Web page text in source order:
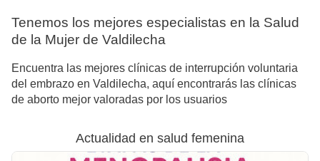
Tenemos los mejores especialistas en la Salud
de la Mujer de Valdilecha
Encuentra las mejores clínicas de interrupción voluntaria
del embrazo en Valdilecha, aquí encontrarás las clínicas
de aborto mejor valoradas por los usuarios
Actualidad en salud femenina